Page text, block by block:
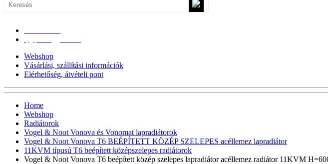
Webshop
Vásárlási, szállítási információk
Elérhetőség, átvételi pont
Home
Webshop
Radiátorok
Vogel & Noot Vonova és Vonomat lapradiátorok
Vogel & Noot Vonova T6 BEÉPÍTETT KÖZÉP SZELEPES acéllemez lapradiátor
11KVM típusú T6 beépített középszelepes radiátorok
Vogel & Noot Vonova T6 beépített közép szelepes lapradiátor acéllemez radiátor 11KVM